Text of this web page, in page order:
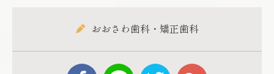
おおさわ歯科・矯正歯科